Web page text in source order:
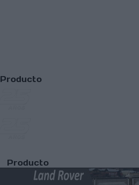
Producto
Producto